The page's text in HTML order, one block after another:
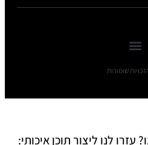
שומורות
לנו ליצור תוכן איכותי: